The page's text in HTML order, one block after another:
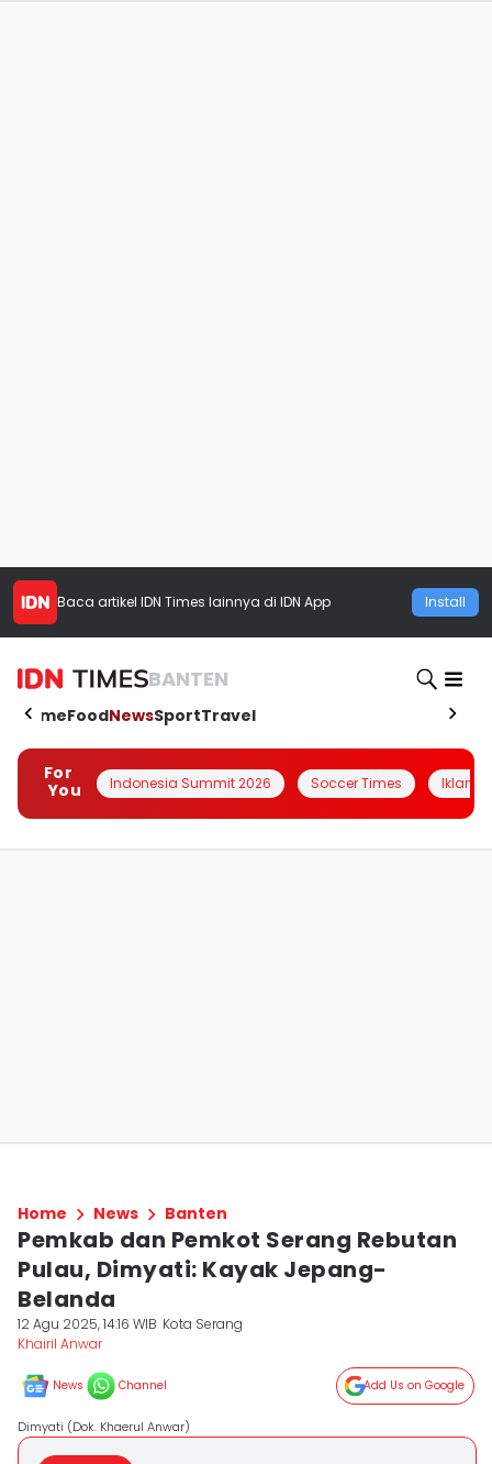
Baca artikel IDN Times lainnya di IDN App Install
BANTEN
HomeFoodNewsSportTravel
For
You
Indonesia Summit 2026 Soccer Times Iklanin
Home News Banten
Pemkab dan Pemkot Serang Rebutan
Pulau, Dimyati: Kayak Jepang-
Belanda
12 Agu 2025, 14:16 WIB Kota Serang
Khairil Anwar
News Channel Add Us on Google
Dimyati (Dok. Khaerul Anwar)